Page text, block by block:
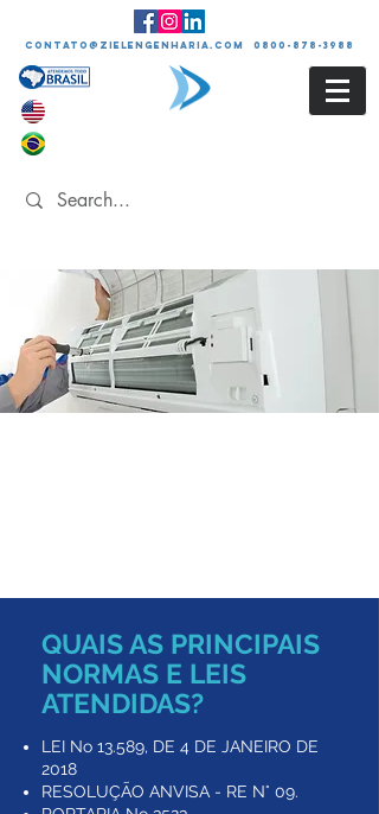
contato@zielengenharia.com 0800-878-3988
QUAIS AS PRINCIPAIS
NORMAS E LEIS
ATENDIDAS?
LEI No 13.589, DE 4 DE JANEIRO DE
2018
RESOLUÇÃO ANVISA - RE N° 09.